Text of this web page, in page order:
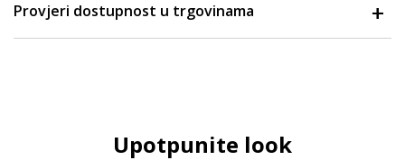
Provjeri dostupnost u trgovinama
Upotpunite look